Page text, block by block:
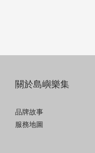
關於島嶼樂集
品牌故事
服務地圖